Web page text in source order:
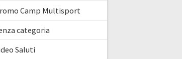
Camp Multisport
categoria
Saluti